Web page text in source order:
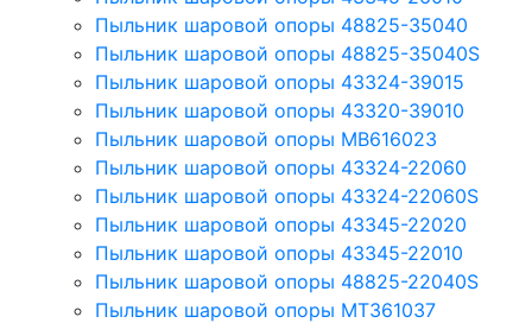
Пыльник шаровой опоры 48825-35040
Пыльник шаровой опоры 48825-35040S
Пыльник шаровой опоры 43324-39015
Пыльник шаровой опоры 43320-39010
Пыльник шаровой опоры MB616023
Пыльник шаровой опоры 43324-22060
Пыльник шаровой опоры 43324-22060S
Пыльник шаровой опоры 43345-22020
Пыльник шаровой опоры 43345-22010
Пыльник шаровой опоры 48825-22040S
Пыльник шаровой опоры MT361037